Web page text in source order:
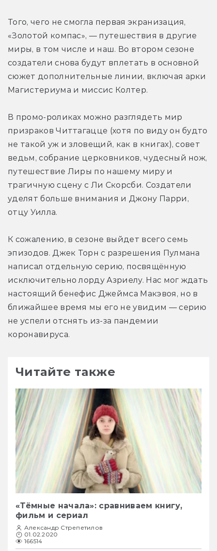
Того, чего не смогла первая экранизация,
«Золотой компас», — путешествия в другие
миры, в том числе и наш. Во втором сезоне
создатели снова будут вплетать в основной
сюжет дополнительные линии, включая арки
Магистериума и миссис Колтер.
В промо-роликах можно разглядеть мир
призраков Читтагацце (хотя по виду он будто
не такой уж и зловещий, как в книгах), совет
ведьм, собрание церковников, чудесный нож,
путешествие Лиры по нашему миру и
трагичную сцену с Ли Скорсби. Создатели
уделят больше внимания и Джону Парри,
отцу Уилла.
К сожалению, в сезоне выйдет всего семь
эпизодов. Джек Торн с разрешения Пулмана
написал отдельную серию, посвящённую
исключительно лорду Азриелу. Нас мог ждать
настоящий бенефис Джеймса Макэвоя, но в
ближайшее время мы его не увидим — серию
не успели отснять из-за пандемии
коронавируса.
Читайте также
«Тёмные начала»: сравниваем книгу,
фильм и сериал
Александр Стрепетилов
01.02.2020
166514